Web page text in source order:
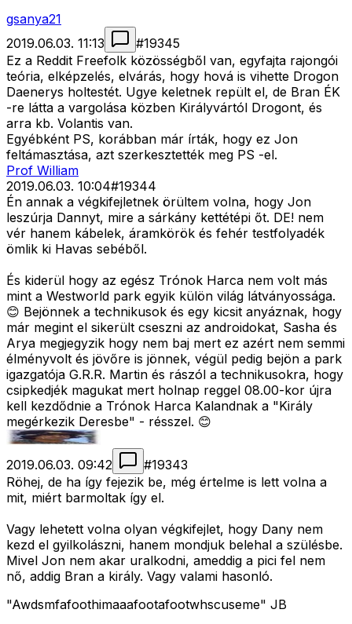
gsanya21
2019.06.03. 11:13
#19345
Ez a Reddit Freefolk közösségből van, egyfajta rajongói
teória, elképzelés, elvárás, hogy hová is vihette Drogon
Daenerys holtestét. Ugye keletnek repült el, de Bran ÉK
-re látta a vargolása közben Királyvártól Drogont, és
arra kb. Volantis van.
Egyébként PS, korábban már írták, hogy ez Jon
feltámasztása, azt szerkesztették meg PS -el.
Prof William
2019.06.03. 10:04#19344
Én annak a végkifejletnek örültem volna, hogy Jon
leszúrja Dannyt, mire a sárkány kettétépi őt. DE! nem
vér hanem kábelek, áramkörök és fehér testfolyadék
ömlik ki Havas sebéből.
És kiderül hogy az egész Trónok Harca nem volt más
mint a Westworld park egyik külön világ látványossága.
😊 Bejönnek a technikusok és egy kicsit anyáznak, hogy
már megint el sikerült cseszni az androidokat, Sasha és
Arya megjegyzik hogy nem baj mert ez azért nem semmi
élményvolt és jövőre is jönnek, végül pedig bejön a park
igazgatója G.R.R. Martin és rászól a technikusokra, hogy
csipkedjék magukat mert holnap reggel 08.00-kor újra
kell kezdődnie a Trónok Harca Kalandnak a "Király
megérkezik Deresbe" - résszel. 😊
2019.06.03. 09:42 #19343
Röhej, de ha így fejezik be, még értelme is lett volna a
mit, miért barmoltak így el.
Vagy lehetett volna olyan végkifejlet, hogy Dany nem
kezd el gyilkolászni, hanem mondjuk belehal a szülésbe.
Mivel Jon nem akar uralkodni, ameddig a pici fel nem
nő, addig Bran a király. Vagy valami hasonló.
"Awdsmfafoothimaaafootafootwhscuseme" JB